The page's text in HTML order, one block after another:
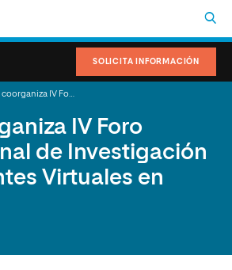
SOLICITA INFORMACIÓN
IV Foro
de Investigación
Virtuales en